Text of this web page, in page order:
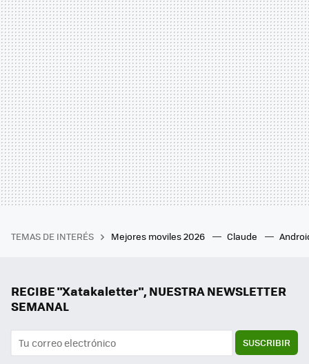
TEMAS DE INTERÉS Mejores moviles 2026 Claude
RECIBE "Xatakaletter", NUESTRA NEWSLETTER
SEMANAL
SUSCRIBIR